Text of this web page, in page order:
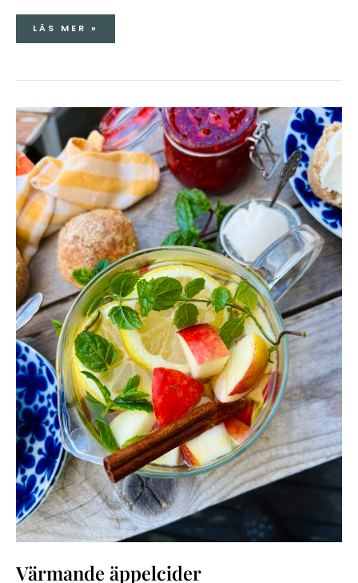
LÄS MER »
Värmande äppelcider
VÄRMANDE
ÄPPELCIDER